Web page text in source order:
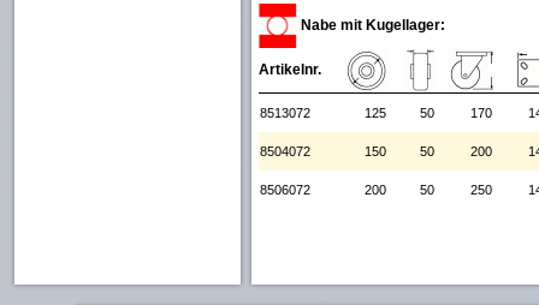
Nabe mit Kugellager:
Artikelnr.
8513072 125 50 170
8504072 150 50 200
8506072 200 50 250